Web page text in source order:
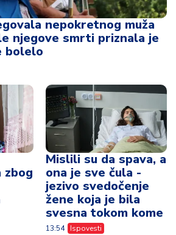
nepokretnog muža
njegove smrti priznala je
bolelo
zbog
Mislili su da spava, a
ona je sve čula -
jezivo svedočenje
žene koja je bila
svesna tokom kome
13:54 Ispovesti